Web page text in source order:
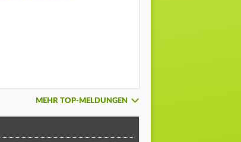
MEHR TOP-MELDUNGEN